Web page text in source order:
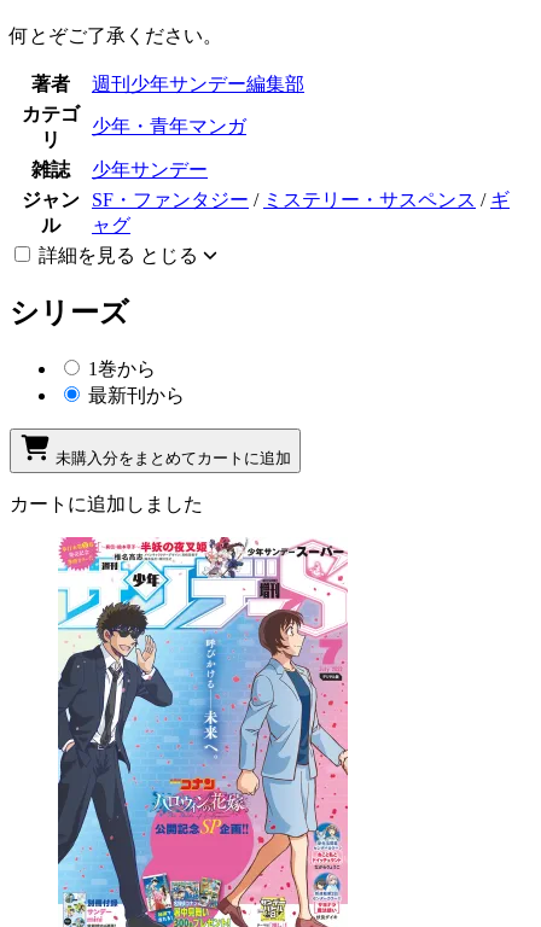
何とぞご了承ください。
著者
週刊少年サンデー編集部
カテゴ
リ
少年・青年マンガ
雑誌
少年サンデー
ジャン
ル
SF・ファンタジー / ミステリー・サスペンス / ギ
ャグ
詳細を見る とじる
シリーズ
1巻から
最新刊から
未購入分をまとめてカートに追加
カートに追加しました